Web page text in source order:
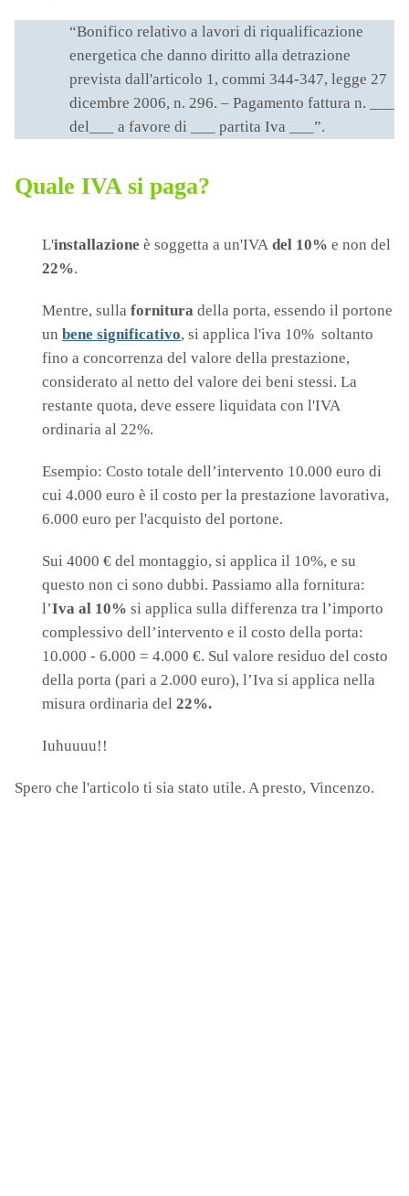
“Bonifico relativo a lavori di riqualificazione
energetica che danno diritto alla detrazione
prevista dall'articolo 1, commi 344-347, legge 27
dicembre 2006, n. 296. – Pagamento fattura n. ___
del___ a favore di ___ partita Iva ___”.
Quale IVA si paga?
L'installazione è soggetta a un'IVA del 10% e non del
22%.
Mentre, sulla fornitura della porta, essendo il portone
un bene significativo, si applica l'iva 10% soltanto
fino a concorrenza del valore della prestazione,
considerato al netto del valore dei beni stessi. La
restante quota, deve essere liquidata con l'IVA
ordinaria al 22%.
Esempio: Costo totale dell’intervento 10.000 euro di
cui 4.000 euro è il costo per la prestazione lavorativa,
6.000 euro per l'acquisto del portone.
Sui 4000 € del montaggio, si applica il 10%, e su
questo non ci sono dubbi. Passiamo alla fornitura:
l’Iva al 10% si applica sulla differenza tra l’importo
complessivo dell’intervento e il costo della porta:
10.000 - 6.000 = 4.000 €. Sul valore residuo del costo
della porta (pari a 2.000 euro), l’Iva si applica nella
misura ordinaria del 22%.
Iuhuuuu!!
Spero che l'articolo ti sia stato utile. A presto, Vincenzo.